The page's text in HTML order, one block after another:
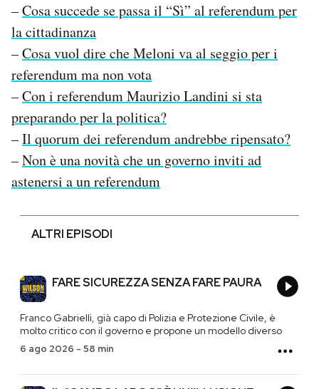
–Cosa succede se passa il “Sì” al referendum per
la cittadinanza
–Cosa vuol dire che Meloni va al seggio per i
referendum ma non vota
–Con i referendum Maurizio Landini si sta
preparando per la politica?
–Il quorum dei referendum andrebbe ripensato?
–Non è una novità che un governo inviti ad
astenersi a un referendum
ALTRI EPISODI
FARE SICUREZZA SENZA FARE PAURA
Franco Gabrielli, già capo di Polizia e Protezione Civile, è
molto critico con il governo e propone un modello diverso
6 ago 2026 - 58 min